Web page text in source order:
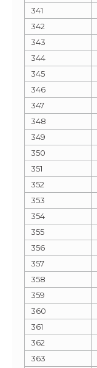
341
342
343
344
345
346
347
348
349
350
351
352
353
354
355
356
357
358
359
360
361
362
363